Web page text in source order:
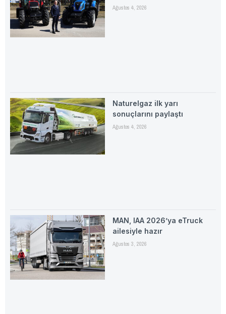
Ağustos 4, 2026
Naturelgaz ilk yarı
sonuçlarını paylaştı
Ağustos 4, 2026
MAN, IAA 2026’ya eTruck
ailesiyle hazır
Ağustos 3, 2026